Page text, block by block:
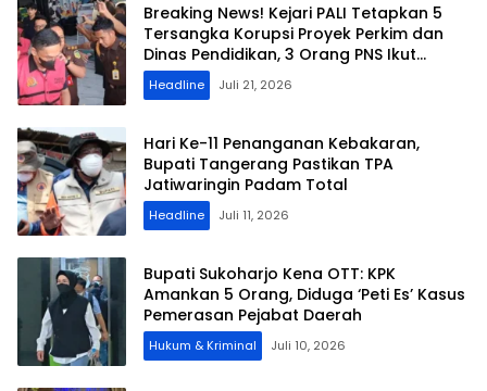
Breaking News! Kejari PALI Tetapkan 5
Tersangka Korupsi Proyek Perkim dan
Dinas Pendidikan, 3 Orang PNS Ikut
Terseret
Headline Juli 21, 2026
Hari Ke-11 Penanganan Kebakaran,
Bupati Tangerang Pastikan TPA
Jatiwaringin Padam Total
Headline Juli 11, 2026
​Bupati Sukoharjo Kena OTT: KPK
Amankan 5 Orang, Diduga ‘Peti Es’ Kasus
Pemerasan Pejabat Daerah
Hukum & Kriminal Juli 10, 2026